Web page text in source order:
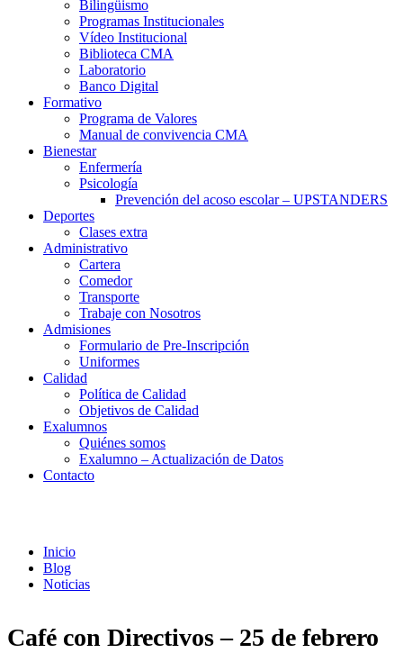
Bilingüismo
Programas Institucionales
Vídeo Institucional
Biblioteca CMA
Laboratorio
Banco Digital
Formativo
Programa de Valores
Manual de convivencia CMA
Bienestar
Enfermería
Psicología
Prevención del acoso escolar – UPSTANDERS
Deportes
Clases extra
Administrativo
Cartera
Comedor
Transporte
Trabaje con Nosotros
Admisiones
Formulario de Pre-Inscripción
Uniformes
Calidad
Política de Calidad
Objetivos de Calidad
Exalumnos
Quiénes somos
Exalumno – Actualización de Datos
Contacto
Inicio
Blog
Noticias
Café con Directivos – 25 de febrero